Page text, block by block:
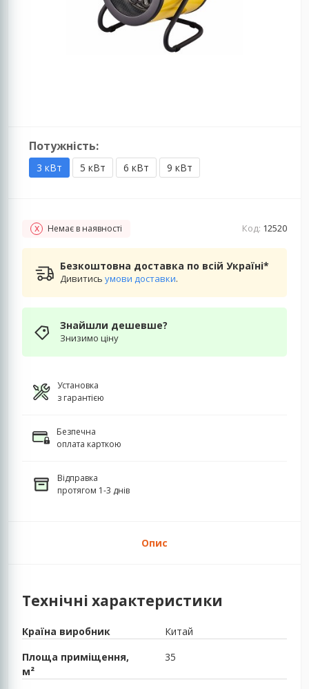
Потужність:
3 кВт 5 кВт 6 кВт 9 кВт
Немає в наявності Код: 12520
Безкоштовна доставка по всій Україні*
Дивитисьумови доставки.
Знайшли дешевше?
Знизимо ціну
Установка
з гарантією
Безпечна
оплата карткою
Відправка
протягом 1-3 днів
Опис
Технічні характеристики
Країна виробник
Китай
Площа приміщення,
м²
35